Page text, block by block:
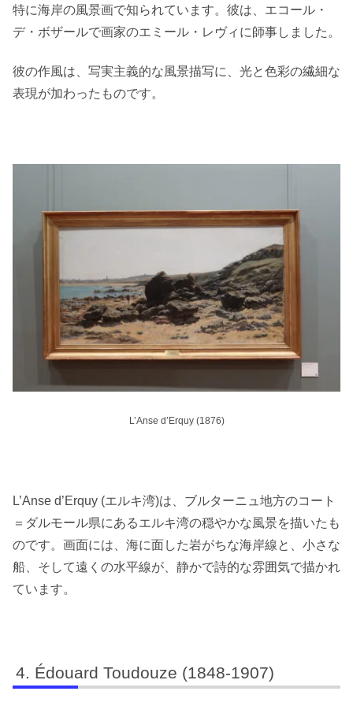
特に海岸の風景画で知られています。彼は、エコール・
デ・ボザールで画家のエミール・レヴィに師事しました。
彼の作風は、写実主義的な風景描写に、光と色彩の繊細な
表現が加わったものです。
L’Anse d’Erquy (1876)
L’Anse d’Erquy (エルキ湾)は、ブルターニュ地方のコート
＝ダルモール県にあるエルキ湾の穏やかな風景を描いたも
のです。画面には、海に面した岩がちな海岸線と、小さな
船、そして遠くの水平線が、静かで詩的な雰囲気で描かれ
ています。
Édouard Toudouze (1848-1907)